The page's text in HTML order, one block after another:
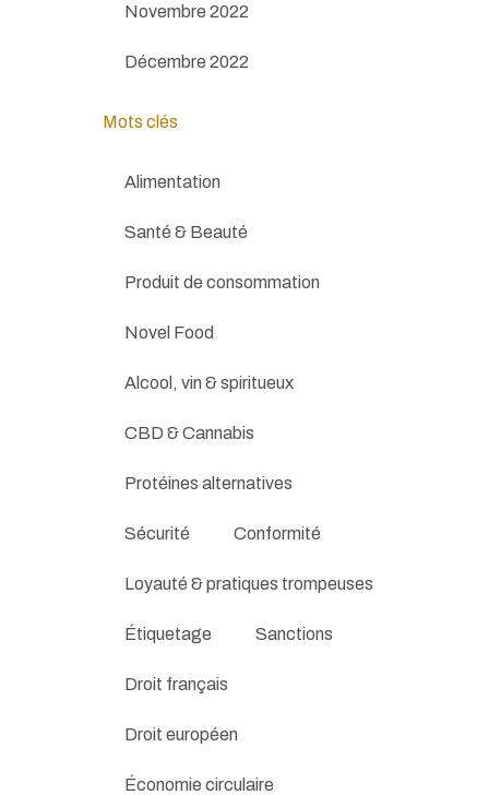
Novembre 2022
Décembre 2022
Mots clés
Alimentation
Santé & Beauté
Produit de consommation
Novel Food
Alcool, vin & spiritueux
CBD & Cannabis
Protéines alternatives
Sécurité Conformité
Loyauté & pratiques trompeuses
Étiquetage Sanctions
Droit français
Droit européen
Économie circulaire